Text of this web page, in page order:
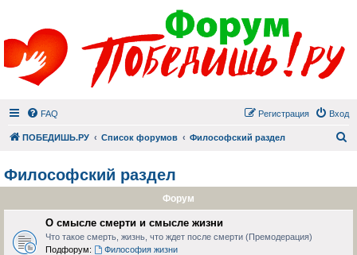
FAQ Вход
Регистрация
ПОБЕДИШЬ.РУ Список форумов Философский раздел
Философский раздел
Форум
О смысле смерти и смысле жизни
Что такое смерть, жизнь, что ждет после смерти (Премодерация)
Подфорум:
Философия жизни